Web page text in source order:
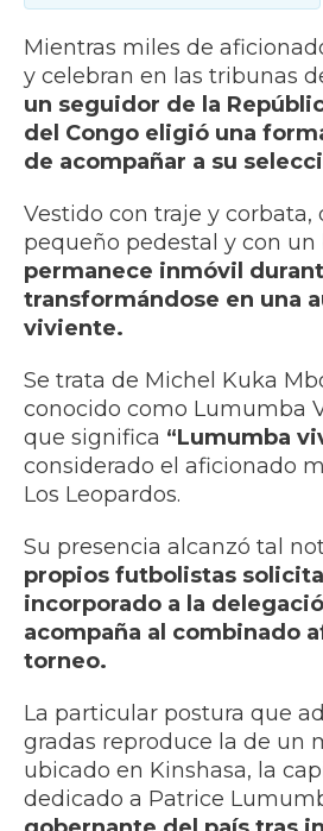
Mientras miles de
y celebran en las tribunas
un seguidor de la
del Congo eligió una
de acompañar a su
Vestido con traje y corbata,
pequeño pedestal y con un
permanece inmóvil
transformándose en una
viviente.
Se trata de Michel Kuka
conocido como Lumumba
que significa “Lumumba
considerado el aficionado
Los Leopardos.
Su presencia alcanzó tal
propios futbolistas
incorporado a la
acompaña al combinado
torneo.
La particular postura que
gradas reproduce la de un
ubicado en Kinshasa, la
dedicado a Patrice